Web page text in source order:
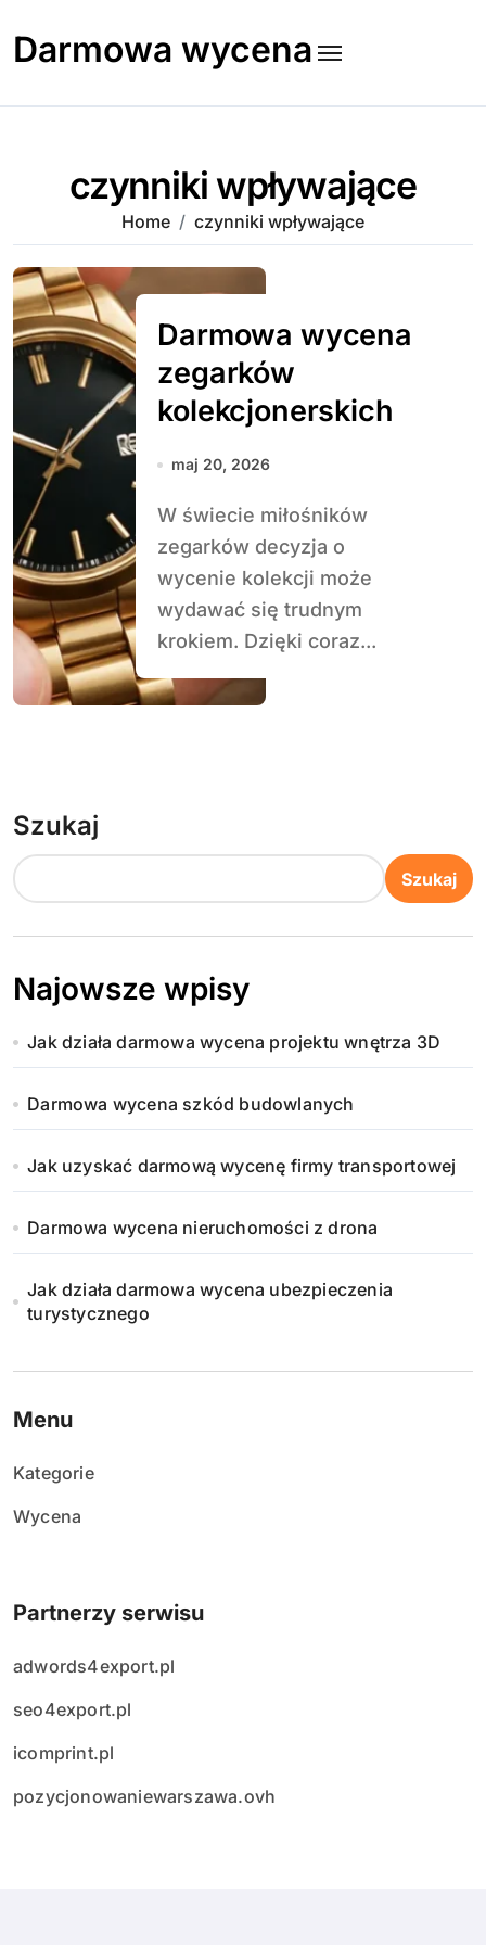
content
Darmowa wycena
czynniki wpływające
Home czynniki wpływające
Darmowa wycena
zegarków
kolekcjonerskich
maj 20, 2026
W świecie miłośników
zegarków decyzja o
wycenie kolekcji może
wydawać się trudnym
krokiem. Dzięki coraz...
Szukaj
Szukaj
Najowsze wpisy
Jak działa darmowa wycena projektu wnętrza 3D
Darmowa wycena szkód budowlanych
Jak uzyskać darmową wycenę firmy transportowej
Darmowa wycena nieruchomości z drona
Jak działa darmowa wycena ubezpieczenia
turystycznego
Menu
Kategorie
Wycena
Partnerzy serwisu
adwords4export.pl
seo4export.pl
icomprint.pl
pozycjonowaniewarszawa.ovh